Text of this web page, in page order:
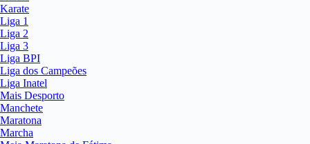
Karate
Liga 1
Liga 2
Liga 3
Liga BPI
Liga dos Campeões
Liga Inatel
Mais Desporto
Manchete
Maratona
Marcha